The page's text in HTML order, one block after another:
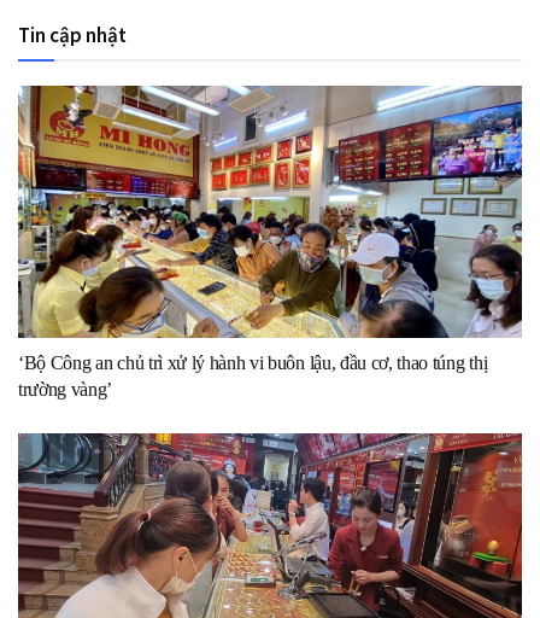
Tin cập nhật
‘Bộ Công an chủ trì xử lý hành vi buôn lậu, đầu cơ, thao túng thị
trường vàng’